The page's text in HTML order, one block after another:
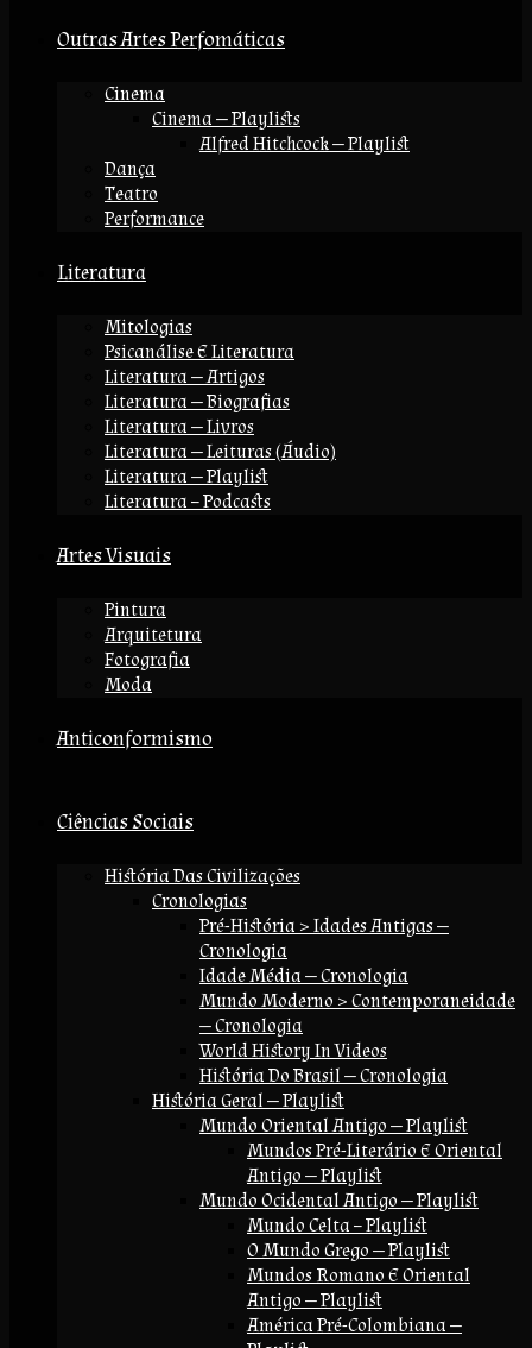
Outras Artes Perfomáticas
Cinema
Cinema — Playlists
Alfred Hitchcock — Playlist
Dança
Teatro
Performance
Literatura
Mitologias
Psicanálise E Literatura
Literatura — Artigos
Literatura — Biografias
Literatura — Livros
Literatura — Leituras (áudio)
Literatura — Playlist
Literatura – Podcasts
Artes Visuais
Pintura
Arquitetura
Fotografia
Moda
Anticonformismo
Ciências Sociais
História Das Civilizações
Cronologias
Pré-História > Idades Antigas —
Cronologia
Idade Média — Cronologia
Mundo Moderno > Contemporaneidade
— Cronologia
World History In Videos
História Do Brasil — Cronologia
História Geral — Playlist
Mundo Oriental Antigo — Playlist
Mundos Pré-Literário E Oriental
Antigo — Playlist
Mundo Ocidental Antigo — Playlist
Mundo Celta – Playlist
O Mundo Grego — Playlist
Mundos Romano E Oriental
Antigo — Playlist
América Pré-Colombiana —